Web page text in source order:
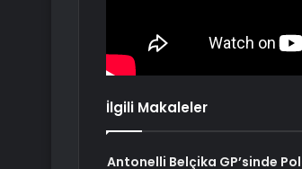
İlgili Makaleler
Antonelli Belçika GP’sinde